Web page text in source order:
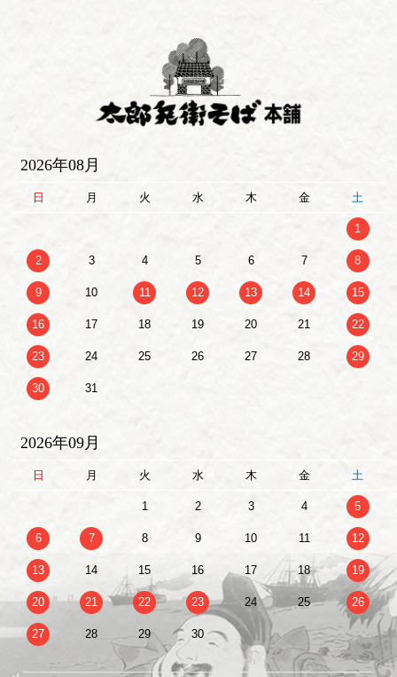
2026年08月
日 月 火 水 木 金 土
1
2 3 4 5 6 7 8
9 10 11 12 13 14 15
16 17 18 19 20 21 22
23 24 25 26 27 28 29
30 31
2026年09月
日 月 火 水 木 金 土
1 2 3 4 5
6 7 8 9 10 11 12
13 14 15 16 17 18 19
20 21 22 23 24 25 26
27 28 29 30